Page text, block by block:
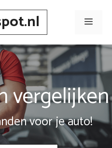
Menu
vergelijken
voor je auto!